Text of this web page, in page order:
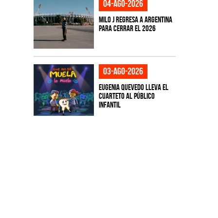
04-ago-2026
Milo J regresa a Argentina
para cerrar el 2026
03-ago-2026
Eugenia Quevedo lleva el
cuarteto al público
infantil